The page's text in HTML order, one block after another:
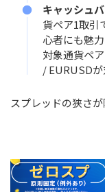
キャッシュ
貨ペア1取引
心者にも魅力
対象通貨ペ
/ EURUSD
スプレッドの狭さが